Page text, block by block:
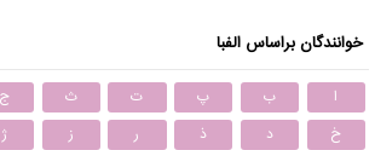
خوانندگان براساس الفبا
ا ب پ ت ث ج
خ
د ذ ر ز ژ